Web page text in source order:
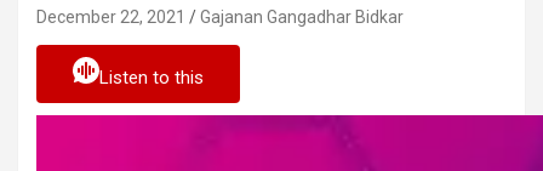
December 22, 2021 Gajanan Gangadhar Bidkar
Listen to this